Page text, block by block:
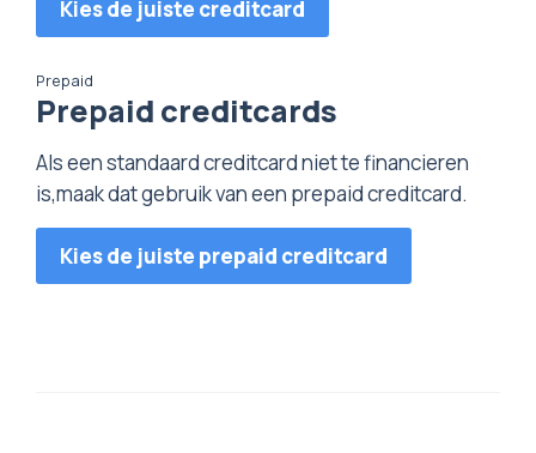
Kies de juiste creditcard
Prepaid
Prepaid creditcards
Als een standaard creditcard niet te financieren
is,maak dat gebruik van een prepaid creditcard.
Kies de juiste prepaid creditcard